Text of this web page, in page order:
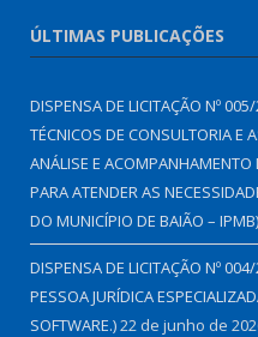
ÚLTIMAS PUBLICAÇÕES
DISPENSA DE LICITAÇÃO Nº
TÉCNICOS DE CONSULTORIA E
ANÁLISE E ACOMPANHAMENTO
PARA ATENDER AS
DO MUNICÍPIO DE BAIÃO – IPMB)
DISPENSA DE LICITAÇÃO Nº
PESSOA JURÍDICA
SOFTWARE.)22 de junho de